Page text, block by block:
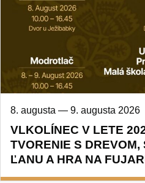
VLKOLÍNEC V LETE
TVORENIE S DREVOM,
ĽANU A HRA NA
8. augusta — 9. augusta 2026